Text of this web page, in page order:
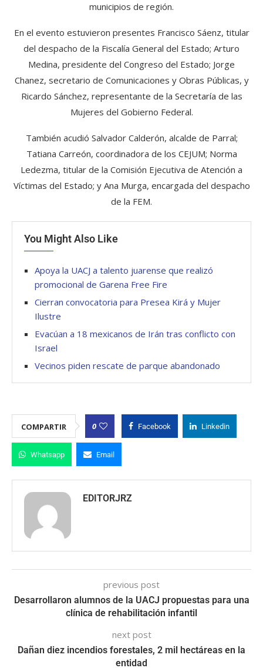
municipios de región.
En el evento estuvieron presentes Francisco Sáenz, titular
del despacho de la Fiscalía General del Estado; Arturo
Medina, presidente del Congreso del Estado; Jorge
Chanez, secretario de Comunicaciones y Obras Públicas, y
Ricardo Sánchez, representante de la Secretaría de las
Mujeres del Gobierno Federal.
También acudió Salvador Calderón, alcalde de Parral;
Tatiana Carreón, coordinadora de los CEJUM; Norma
Ledezma, titular de la Comisión Ejecutiva de Atención a
Víctimas del Estado; y Ana Murga, encargada del despacho
de la FEM.
You Might Also Like
Apoya la UACJ a talento juarense que realizó
promocional de Garena Free Fire
Cierran convocatoria para Presea Kirá y Mujer
Ilustre
Evacúan a 18 mexicanos de Irán tras conflicto con
Israel
Vecinos piden rescate de parque abandonado
COMPARTIR 0 Facebook Linkedin
Whatsapp Email
EDITORJRZ
previous post
Desarrollaron alumnos de la UACJ propuestas para una
clínica de rehabilitación infantil
next post
Dañan diez incendios forestales, 2 mil hectáreas en la
entidad